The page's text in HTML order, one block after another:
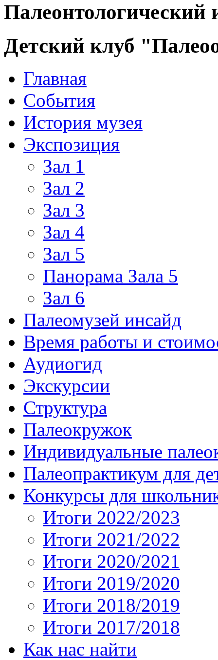
Палеонтологический
Детский клуб
Главная
События
История музея
Экспозиция
Зал 1
Зал 2
Зал 3
Зал 4
Зал 5
Панорама Зала 5
Зал 6
Палеомузей инсайд
Время работы и
Аудиогид
Экскурсии
Структура
Палеокружок
Индивидуальные
Палеопрактикум для
Конкурсы для
Итоги 2022/2023
Итоги 2021/2022
Итоги 2020/2021
Итоги 2019/2020
Итоги 2018/2019
Итоги 2017/2018
Как нас найти